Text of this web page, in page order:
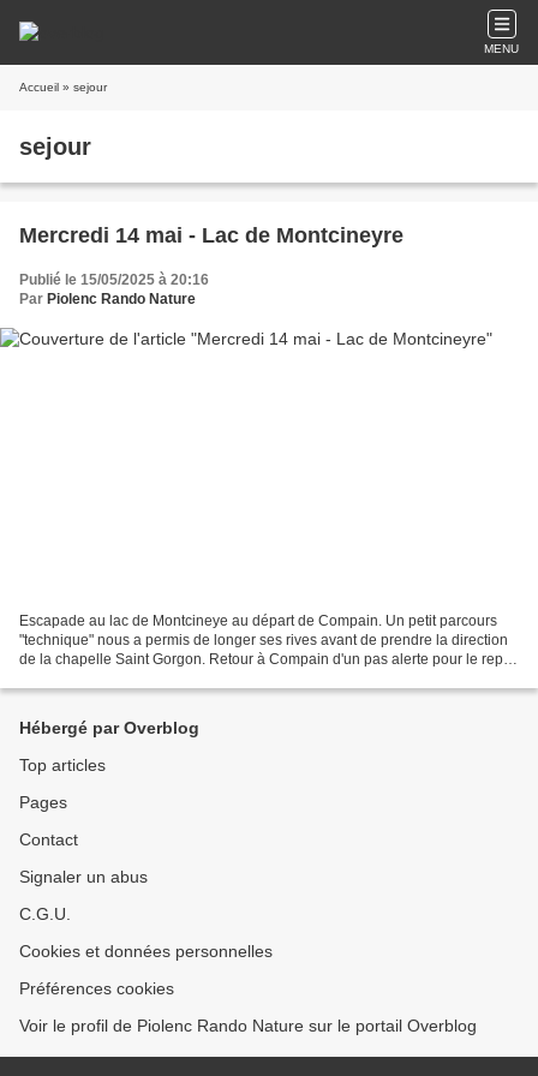
MENU
Accueil » sejour
sejour
Mercredi 14 mai - Lac de Montcineyre
Publié le 15/05/2025 à 20:16
Par Piolenc Rando Nature
Escapade au lac de Montcineye au départ de Compain. Un petit parcours
"technique" nous a permis de longer ses rives avant de prendre la direction
de la chapelle Saint Gorgon. Retour à Compain d'un pas alerte pour le repas
Hébergé par Overblog
Top articles
Pages
Contact
Signaler un abus
C.G.U.
Cookies et données personnelles
Préférences cookies
Voir le profil de Piolenc Rando Nature sur le portail Overblog